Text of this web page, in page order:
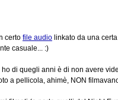
certo file audio linkato da una certa
casuale... :)
di quegli anni è di non avere
a pellicola, ahimè, NON